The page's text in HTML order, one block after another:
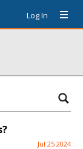
Log In
Jul 25 2024